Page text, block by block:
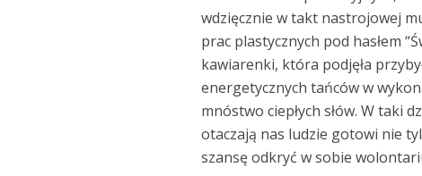
wdzięcznie w takt nastrojowej
prac plastycznych pod hasłem
kawiarenki, która podjęła
energetycznych tańców w
mnóstwo ciepłych słów. W taki
otaczają nas ludzie gotowi nie
szansę odkryć w sobie